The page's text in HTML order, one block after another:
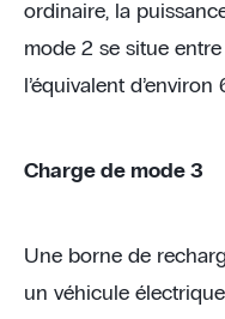
ordinaire, la
mode 2 se situe
l’équivalent
Charge de mode 3
Une borne de
un véhicule